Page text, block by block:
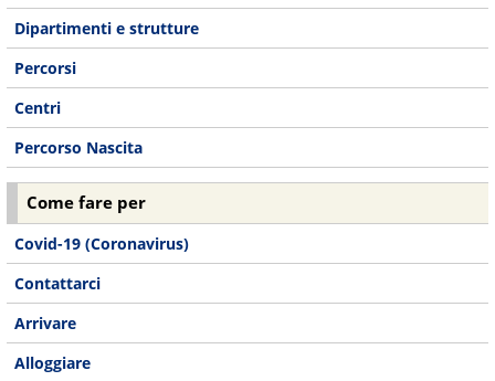
Dipartimenti e strutture
Percorsi
Centri
Percorso Nascita
Come fare per
Covid-19 (Coronavirus)
Contattarci
Arrivare
Alloggiare